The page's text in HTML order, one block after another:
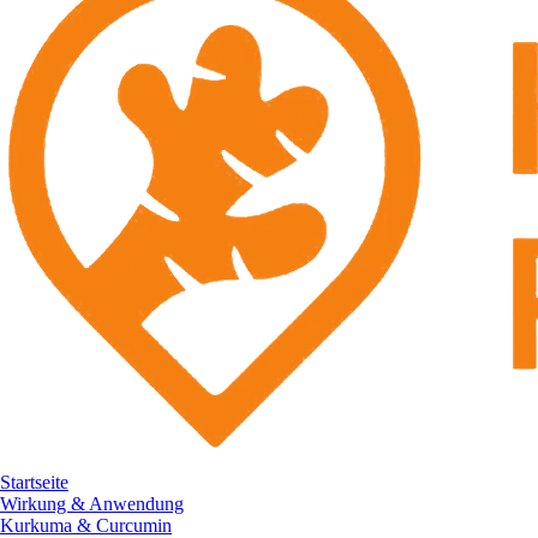
Startseite
Wirkung & Anwendung
Kurkuma & Curcumin